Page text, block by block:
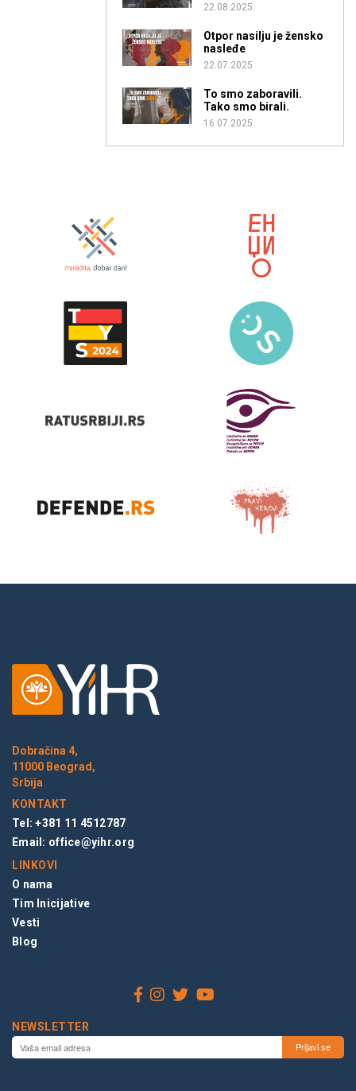
22.08.2025
Otpor nasilju je žensko
nasleđe
22.07.2025
To smo zaboravili.
Tako smo birali.
16.07.2025
Dobračina 4,
11000 Beograd,
Srbija
KONTAKT
Tel: +381 11 4512787
Email: office@yihr.org
LINKOVI
O nama
Tim Inicijative
Vesti
Blog
NEWSLETTER